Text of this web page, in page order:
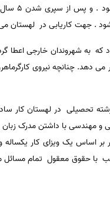
این
. جهت کاریابی در لهستان
که به شهروندان خارجی اعطا
می دهد. چنانچه نیروی
تحصیلی در لهستان کار
مهندسی با داشتن مدرک
اساس یک ویزای کار یکساله
با حقوق معقول تمام